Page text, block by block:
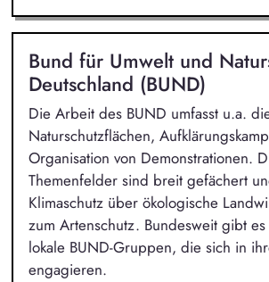
Bund für Umwelt und
Deutschland (BUND)
Die Arbeit des BUND umfasst u.a.
Naturschutzflächen,
Organisation von Demonstrationen.
Themenfelder sind breit gefächert
Klimaschutz über ökologische
zum Artenschutz. Bundesweit gibt
lokale BUND-Gruppen, die sich in
engagieren.